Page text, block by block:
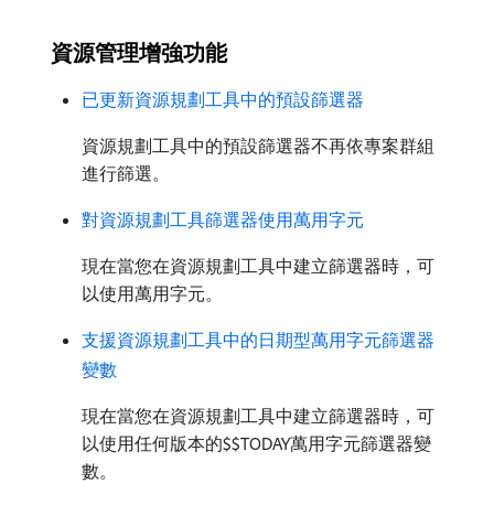
資源管理增強功能
已更新資源規劃工具中的預設篩選器
資源規劃工具中的預設篩選器不再依專案群組
進行篩選。
對資源規劃工具篩選器使用萬用字元
現在當您在資源規劃工具中建立篩選器時，可
以使用萬用字元。
支援資源規劃工具中的日期型萬用字元篩選器
變數
現在當您在資源規劃工具中建立篩選器時，可
以使用任何版本的$$TODAY萬用字元篩選器變
數。